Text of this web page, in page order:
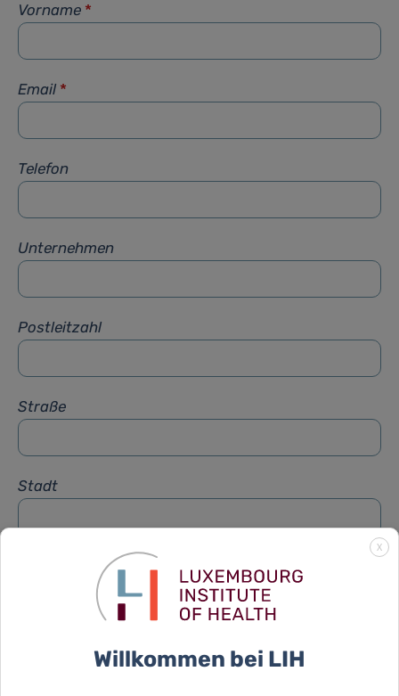
Vorname *
Email *
Telefon
Unternehmen
Postleitzahl
Straße
Stadt
X
Willkommen bei LIH